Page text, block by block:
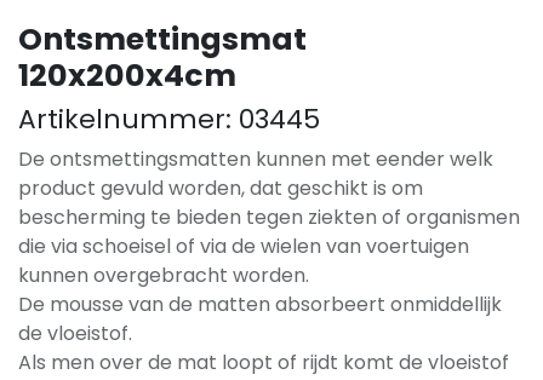
Ontsmettingsmat
120x200x4cm
Artikelnummer: 03445
De ontsmettingsmatten kunnen met eender welk
product gevuld worden, dat geschikt is om
bescherming te bieden tegen ziekten of organismen
die via schoeisel of via de wielen van voertuigen
kunnen overgebracht worden.
De mousse van de matten absorbeert onmiddellijk
de vloeistof.
Als men over de mat loopt of rijdt komt de vloeistof